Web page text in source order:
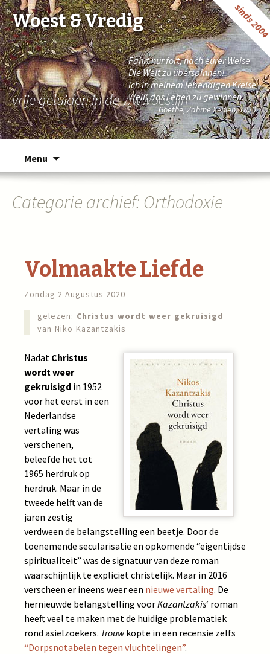
sinds
Fahrt nur fort, nach eurer Weise
Die Welt zu überspinnen!
Ich in meinem lebendigen Kreise
Weiß das Leben zu gewinnen.
Goethe, Zahme Xenien, 1820
Woest & Vredig
vrije geluiden in de wwwoestijn
Menu
Categorie archief: Orthodoxie
Volmaakte Liefde
Zondag 2 Augustus 2020
gelezen: Christus wordt weer gekruisigd
van Niko Kazantzakis
Nadat Christus
wordt weer
gekruisigd in 1952
voor het eerst in een
Nederlandse
vertaling was
verschenen,
beleefde het tot
1965 herdruk op
herdruk. Maar in de
tweede helft van de
jaren zestig
verdween de belangstelling een beetje. Door de
toenemende secularisatie en opkomende “eigentijdse
spiritualiteit” was de signatuur van deze roman
waarschijnlijk te expliciet christelijk. Maar in 2016
verscheen er ineens weer een nieuwe vertaling. De
hernieuwde belangstelling voorKazantzakis‘ roman
heeft veel te maken met de huidige problematiek
rond asielzoekers. Trouwkopte in een recensie zelfs
“Dorpsnotabelen tegen vluchtelingen”.